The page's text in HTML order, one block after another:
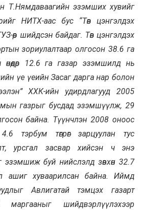
Т.Нямдаваагийн эзэмших хувийг
НИТХ-аас бус “Төв цэнгэлдэх
өөр шийдсэн байдаг. Төв цэнгэлдэх
зориулалтаар олгосон 38.6 га
12.6 га газар эзэмшилд нь
үе үеийн Засаг дарга нар болон
ХХК-ийн удирдлагууд 2005
газрыг бусдад эзэмшүүлж, 29
байна. Түүнчлэн 2008 оноос
тэрбум төгрөг зарцуулан тус
урсгал засвар хийсэн ч энэ
эзэмшиж буй нийслэлд зөвхөн 32.7
ашиг хуваарилсан байна. Иймд
Авлигатай тэмцэх газарт
маргааныг шийдвэрлүүлэхээр